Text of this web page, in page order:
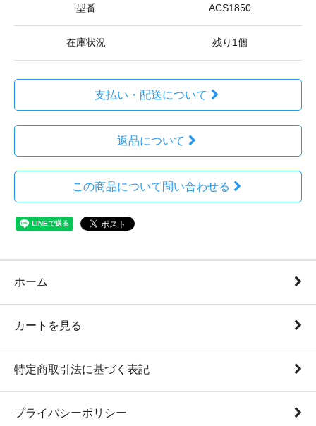
型番 ACS1850
在庫状況 残り1個
支払い・配送について
返品について
この商品について問い合わせる
ホーム
カートを見る
特定商取引法に基づく表記
プライバシーポリシー